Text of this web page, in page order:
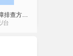
追光洗地机常见故障排查方法 日常保
/台